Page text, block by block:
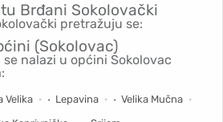
Brđani Sokolovački
pretražuju se:
(Sokolovac)
nalazi u općini Sokolovac
Velika Lepavina
Velika Mučna